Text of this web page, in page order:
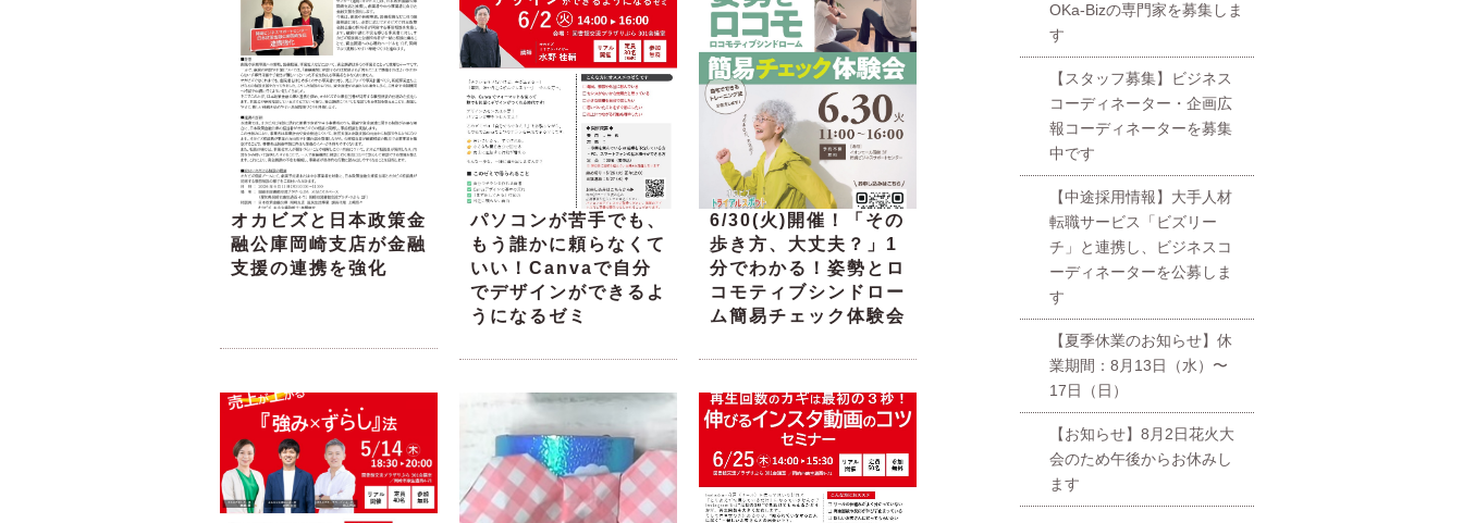
オカビズと日本政策金
融公庫岡崎支店が金融
支援の連携を強化
パソコンが苦手でも、
もう誰かに頼らなくて
いい！Canvaで自分
でデザインができるよ
うになるゼミ
6/30(火)開催！「その
歩き方、大丈夫？」1
分でわかる！姿勢とロ
コモティブシンドロー
ム簡易チェック体験会
OKa-Bizの専門家を募集しま
す
【スタッフ募集】ビジネス
コーディネーター・企画広
報コーディネーターを募集
中です
【中途採用情報】大手人材
転職サービス「ビズリー
チ」と連携し、ビジネスコ
ーディネーターを公募しま
す
【夏季休業のお知らせ】休
業期間：8月13日（水）〜
17日（日）
【お知らせ】8月2日花火大
会のため午後からお休みし
ます